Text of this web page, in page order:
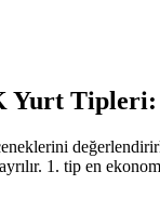
Yurt Tipleri:
1. tip en